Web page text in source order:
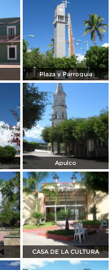
Plaza y Parroquia
Apulco
CASA DE LA CULTURA